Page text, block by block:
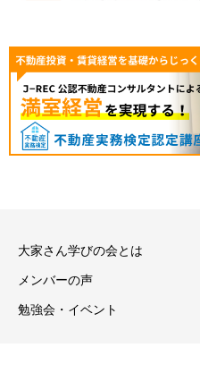
大家さん学びの会とは
メンバーの声
勉強会・イベント